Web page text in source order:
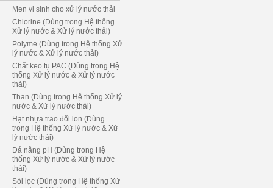
Men vi sinh cho xử lý nước thải
Chlorine (Dùng trong Hệ thống
Xử lý nước & Xử lý nước thải)
Polyme (Dùng trong Hệ thống Xử
lý nước & Xử lý nước thải)
Chất keo tụ PAC (Dùng trong Hệ
thống Xử lý nước & Xử lý nước
thải)
Than (Dùng trong Hệ thống Xử lý
nước & Xử lý nước thải)
Hạt nhựa trao đổi ion (Dùng
trong Hệ thống Xử lý nước & Xử
lý nước thải)
Đá nâng pH (Dùng trong Hệ
thống Xử lý nước & Xử lý nước
thải)
Sỏi lọc (Dùng trong Hệ thống Xử